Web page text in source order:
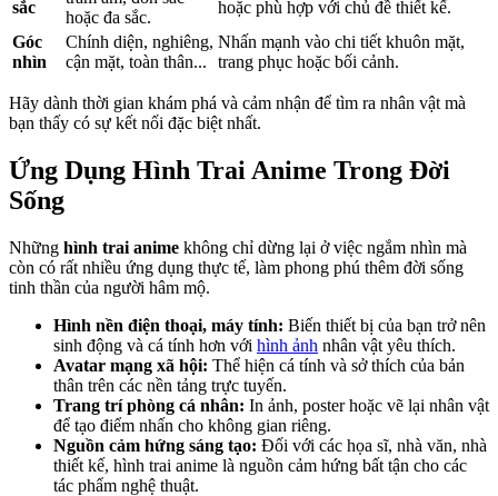
sắc
hoặc đa sắc.
hoặc phù hợp với chủ đề thiết kế.
Góc
nhìn
Chính diện, nghiêng,
cận mặt, toàn thân...
Nhấn mạnh vào chi tiết khuôn mặt,
trang phục hoặc bối cảnh.
Hãy dành thời gian khám phá và cảm nhận để tìm ra nhân vật mà
bạn thấy có sự kết nối đặc biệt nhất.
Ứng Dụng Hình Trai Anime Trong Đời
Sống
Những hình trai anime không chỉ dừng lại ở việc ngắm nhìn mà
còn có rất nhiều ứng dụng thực tế, làm phong phú thêm đời sống
tinh thần của người hâm mộ.
Hình nền điện thoại, máy tính: Biến thiết bị của bạn trở nên
sinh động và cá tính hơn với hình ảnh nhân vật yêu thích.
Avatar mạng xã hội: Thể hiện cá tính và sở thích của bản
thân trên các nền tảng trực tuyến.
Trang trí phòng cá nhân: In ảnh, poster hoặc vẽ lại nhân vật
để tạo điểm nhấn cho không gian riêng.
Nguồn cảm hứng sáng tạo: Đối với các họa sĩ, nhà văn, nhà
thiết kế, hình trai anime là nguồn cảm hứng bất tận cho các
tác phẩm nghệ thuật.